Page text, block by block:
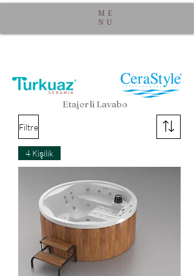
ME
NU
Etajerli Lavabo
Filtre
4 Kişilik